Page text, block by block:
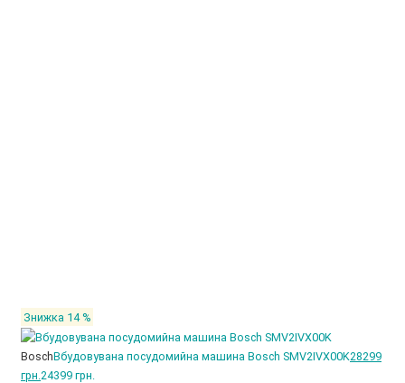
Знижка 14 %
BoschВбудовувана посудомийна машина Bosch SMV2IVX00K28299
грн. 24399 грн.